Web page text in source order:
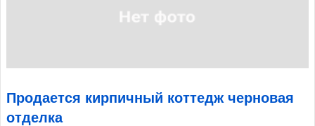
Продается кирпичный коттедж черновая
отделка